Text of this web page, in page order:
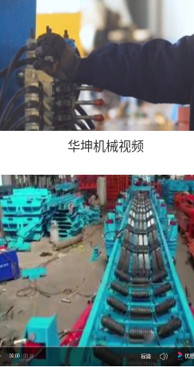
华坤机械视频